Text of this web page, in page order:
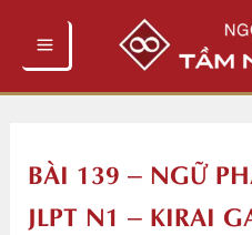
BÀI 139 – NGỮ
JLPT N1 – KIRAI